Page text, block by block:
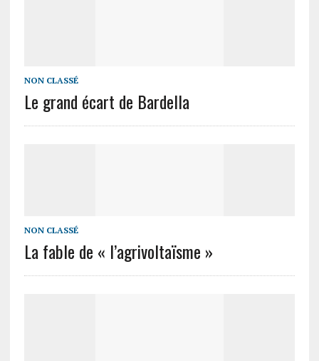
NON CLASSÉ
Le grand écart de Bardella
NON CLASSÉ
La fable de « l’agrivoltaïsme »